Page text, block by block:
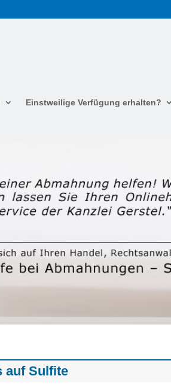
Einstweilige Verfügung erhalten?
auf Sulfite